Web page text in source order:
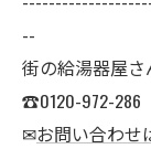
--
街の給湯器屋さ
☎0120-972-286
✉お問い合わせ